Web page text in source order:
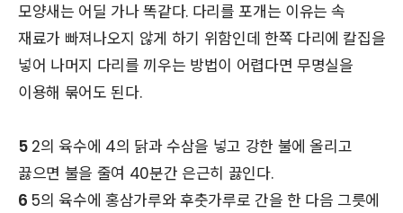
모양새는 어딜 가나 똑같다. 다리를 포개는 이유는 속
재료가 빠져나오지 않게 하기 위함인데 한쪽 다리에 칼집을
넣어 나머지 다리를 끼우는 방법이 어렵다면 무명실을
이용해 묶어도 된다.
52의 육수에 4의 닭과 수삼을 넣고 강한 불에 올리고
끓으면 불을 줄여 40분간 은근히 끓인다.
6 5의 육수에 홍삼가루와 후춧가루로 간을 한 다음 그릇에